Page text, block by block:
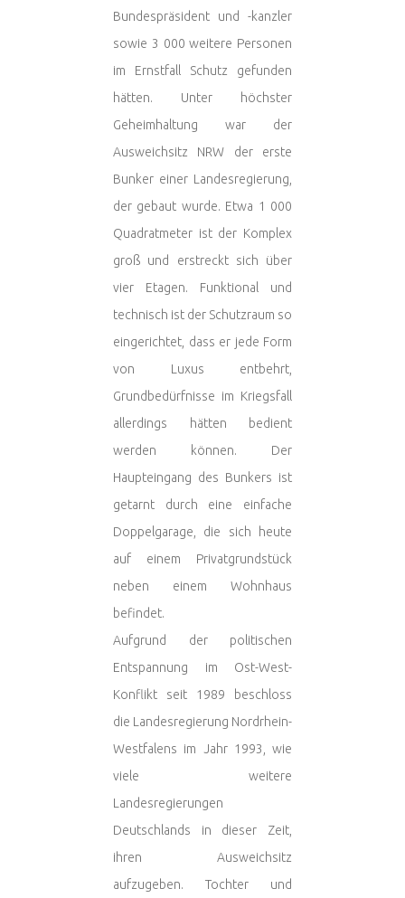
Bundespräsident und -kanzler
sowie 3 000 weitere Personen
im Ernstfall Schutz gefunden
hätten. Unter höchster
Geheimhaltung war der
Ausweichsitz NRW der erste
Bunker einer Landesregierung,
der gebaut wurde. Etwa 1 000
Quadratmeter ist der Komplex
groß und erstreckt sich über
vier Etagen. Funktional und
technisch ist der Schutzraum so
eingerichtet, dass er jede Form
von Luxus entbehrt,
Grundbedürfnisse im Kriegsfall
allerdings hätten bedient
werden können. Der
Haupteingang des Bunkers ist
getarnt durch eine einfache
Doppelgarage, die sich heute
auf einem Privatgrundstück
neben einem Wohnhaus
befindet.
Aufgrund der politischen
Entspannung im Ost-West-
Konflikt seit 1989 beschloss
die Landesregierung Nordrhein-
Westfalens im Jahr 1993, wie
viele weitere
Landesregierungen
Deutschlands in dieser Zeit,
ihren Ausweichsitz
aufzugeben. Tochter und